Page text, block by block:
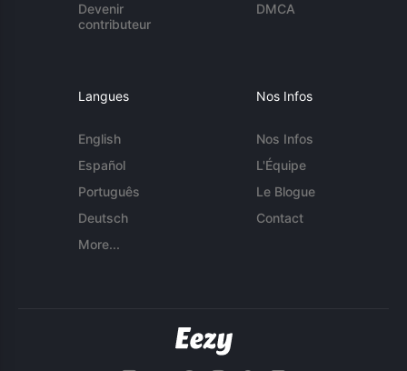
Devenir
contributeur
DMCA
Langues
English
Español
Português
Deutsch
More...
Nos Infos
Nos Infos
L'Équipe
Le Blogue
Contact